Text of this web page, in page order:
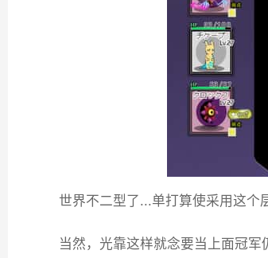
世界不二型了...单打算使采用这个
当然，光靠这样就念要当上面冠